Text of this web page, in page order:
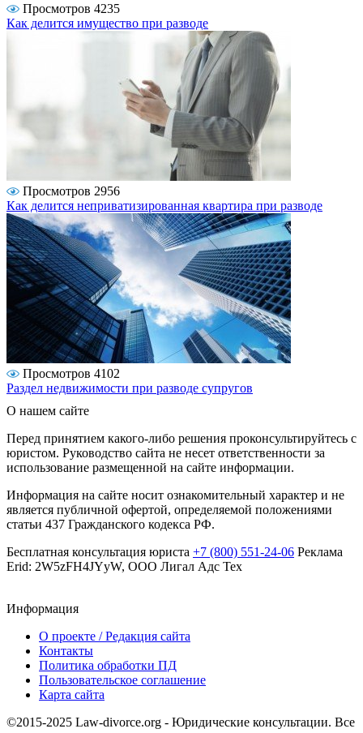
Просмотров 4235
Как делится имущество при разводе
Просмотров 2956
Как делится неприватизированная квартира при разводе
Просмотров 4102
Раздел недвижимости при разводе супругов
О нашем сайте
Перед принятием какого-либо решения проконсультируйтесь с
юристом. Руководство сайта не несет ответственности за
использование размещенной на сайте информации.
Информация на сайте носит ознакомительный характер и не
является публичной офертой, определяемой положениями
статьи 437 Гражданского кодекса РФ.
Бесплатная консультация юриста +7 (800) 551-24-06 Реклама
Erid: 2W5zFH4JYyW, ООО Лигал Адс Тех
Информация
О проекте / Редакция сайта
Контакты
Политика обработки ПД
Пользовательское соглашение
Карта сайта
©2015-2025 Law-divorce.org - Юридические консультации. Все